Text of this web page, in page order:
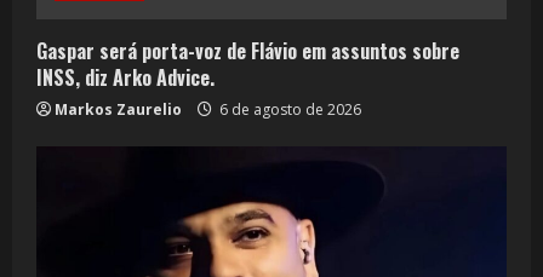
Gaspar será porta-voz de Flávio em assuntos sobre
INSS, diz Arko Advice.
Markos Zaurelio 6 de agosto de 2026